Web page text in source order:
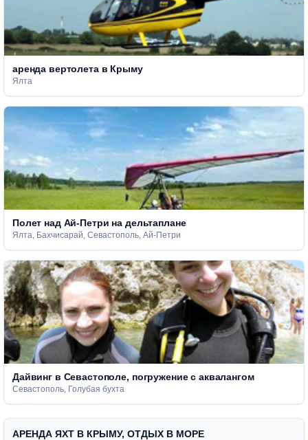
аренда вертолета в Крыму
Ялта
Полет над Ай-Петри на дельтаплане
Ялта, Бахчисарай, Севастополь, Ай-Петри
Дайвинг в Севастополе, погружение с аквалангом
Севастополь, Голубая бухта
АРЕНДА ЯХТ В КРЫМУ, ОТДЫХ В МОРЕ